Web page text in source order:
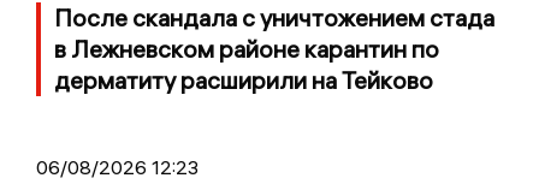
После скандала с уничтожением стада
в Лежневском районе карантин по
дерматиту расширили на Тейково
06/08/2026 12:23